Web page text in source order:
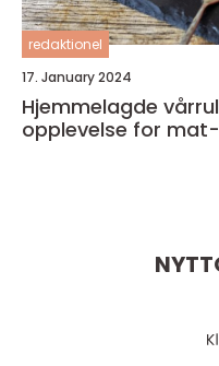
redaktionel
17. January 2024
Hjemmelagde
opplevelse for